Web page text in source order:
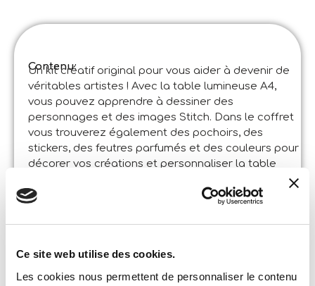
Ce site web utilise des cookies.
Les cookies nous permettent de personnaliser le contenu
Contenu:
Un kit créatif original pour vous aider à devenir de
véritables artistes ! Avec la table lumineuse A4,
vous pouvez apprendre à dessiner des
personnages et des images Stitch. Dans le coffret
vous trouverez également des pochoirs, des
stickers, des feutres parfumés et des couleurs pour
décorer vos créations et personnaliser la table
Spécifications du produit:
Oceania 2 École De Dessin Avec Table Lumineuse
fabriquées en Chine dans des usines certifiées.
Contenu : table lumineuse – 3 feutres parfumés – 3